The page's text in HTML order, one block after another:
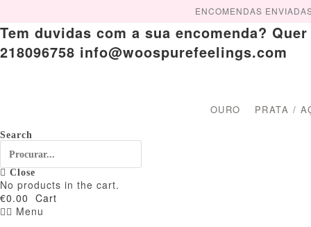
content
ENCOMENDAS
Tem duvidas com a sua encomenda?
218096758 info@woospurefeelings.com
OURO PRATA /
Search
Close
No products in the cart.
€0.00 Cart
Menu